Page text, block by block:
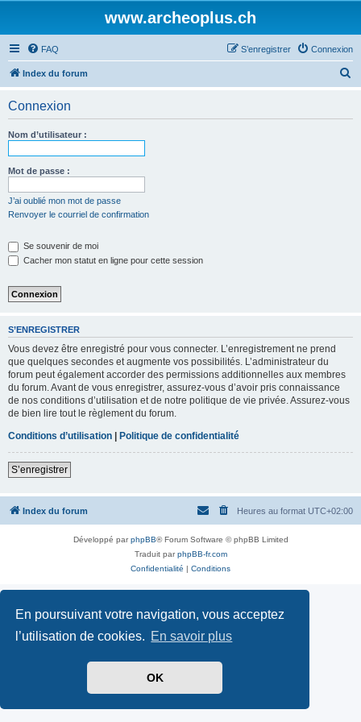
En poursuivant votre navigation, vous acceptez
l’utilisation de cookies. En savoir plus
OK
www.archeoplus.ch
FAQ Connexion
S’enregistrer
Index du forum
Connexion
Nom d’utilisateur :
Mot de passe :
J’ai oublié mon mot de passe
Renvoyer le courriel de confirmation
Se souvenir de moi
Cacher mon statut en ligne pour cette session
S’ENREGISTRER
Vous devez être enregistré pour vous connecter. L’enregistrement ne prend
que quelques secondes et augmente vos possibilités. L’administrateur du
forum peut également accorder des permissions additionnelles aux membres
du forum. Avant de vous enregistrer, assurez-vous d’avoir pris connaissance
de nos conditions d’utilisation et de notre politique de vie privée. Assurez-vous
de bien lire tout le règlement du forum.
Conditions d’utilisation | Politique de confidentialité
S’enregistrer
Index du forum Heures au format UTC+02:00
Développé parphpBB® Forum Software © phpBB Limited
Traduit parphpBB-fr.com
Confidentialité | Conditions